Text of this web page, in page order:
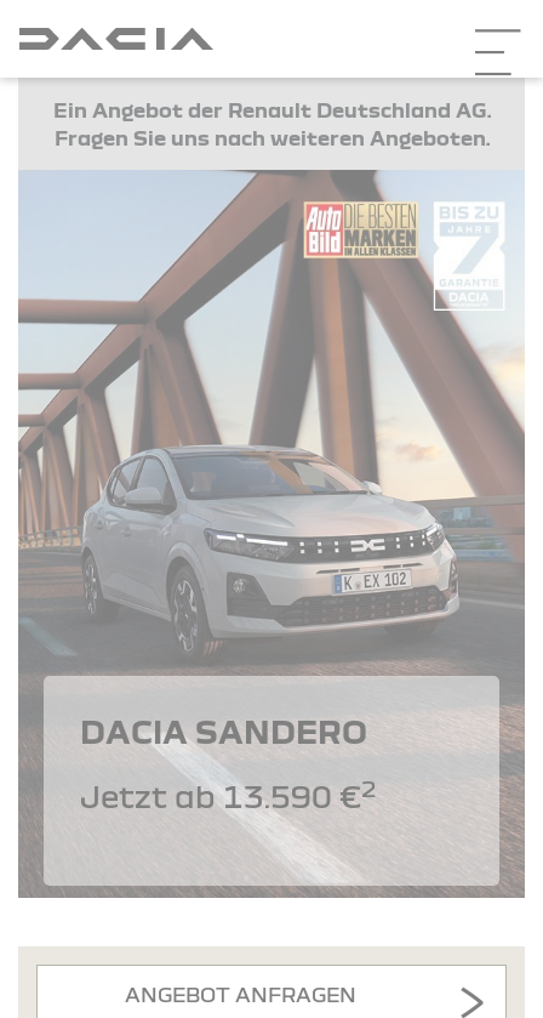
Ein Angebot der Renault Deutschland AG.
Fragen Sie uns nach weiteren Angeboten.
DACIA SANDERO
Jetzt ab 13.590 €2
ANGEBOT ANFRAGEN